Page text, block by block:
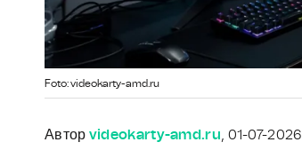
Foto: videokarty-amd.ru
Автор videokarty-amd.ru, 01-07-2026